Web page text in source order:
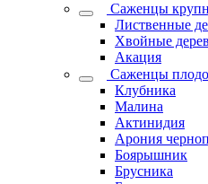
Саженцы
Лиственные
Хвойные
Акация
Саженцы
Клубника
Малина
Актинидия
Арония
Боярышник
Брусника